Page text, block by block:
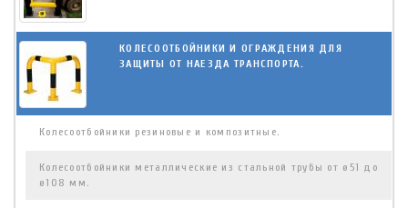
КОЛЕСООТБОЙНИКИ И ОГРАЖДЕНИЯ ДЛЯ
ЗАЩИТЫ ОТ НАЕЗДА ТРАНСПОРТА.
Колесоотбойники резиновые и композитные.
Колесоотбойники металлические из стальной трубы от ø51 до
ø108 мм.